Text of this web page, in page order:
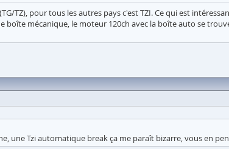
TZ), pour tous les autres pays c'est TZI. Ce qui est
mécanique, le moteur 120ch avec la boîte auto se
une Tzi automatique break ça me paraît bizarre, vous en